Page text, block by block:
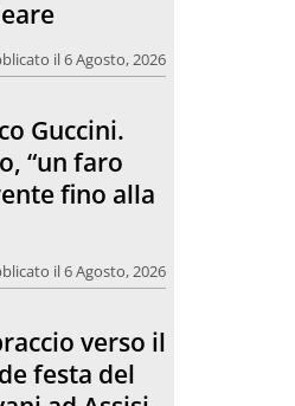
il 6 Agosto, 2026
verso il
festa del
ad Assisi
dalle